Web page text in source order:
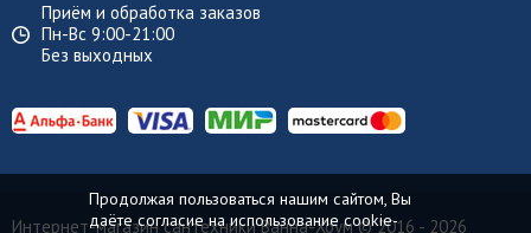
Приём и обработка заказов
Пн-Вс 9:00-21:00
Без выходных
Интернет-магазин сантехники Ванна-Хоум© 2016 - 2026
Продолжая пользоваться нашим сайтом, Вы
даёте согласие на использование cookie-